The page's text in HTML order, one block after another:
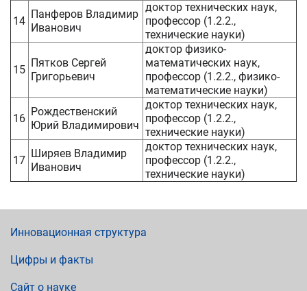
14
Панферов Владимир
Иванович
доктор технических наук,
профессор (1.2.2.,
технические науки)
15
Пятков Сергей
Григорьевич
доктор физико-
математических наук,
профессор (1.2.2., физико-
математические науки)
16
Рождественский
Юрий Владимирович
доктор технических наук,
профессор (1.2.2.,
технические науки)
17
Ширяев Владимир
Иванович
доктор технических наук,
профессор (1.2.2.,
технические науки)
Инновационная структура
Цифры и факты
Сайт о науке